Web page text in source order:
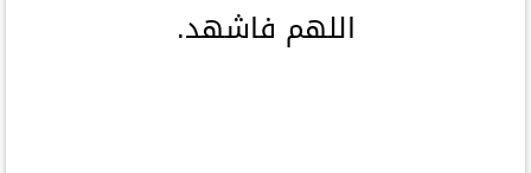
اللهم فاشهد.